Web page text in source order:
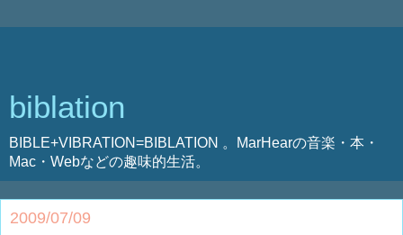
biblation
BIBLE+VIBRATION=BIBLATION 。MarHearの音楽・本・
Mac・Webなどの趣味的生活。
2009/07/09